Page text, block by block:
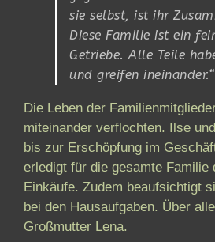
sie selbst, ist ihr
Diese Familie ist ein
Getriebe. Alle Teile
und greifen ineinander.“
Die Leben der
miteinander verflochten. Ilse
bis zur Erschöpfung im
erledigt für die gesamte Familie
Einkäufe. Zudem beaufsichtigt
bei den Hausaufgaben. Über
Großmutter Lena.